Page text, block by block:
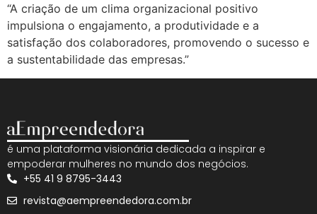
“A criação de um clima organizacional positivo
impulsiona o engajamento, a produtividade e a
satisfação dos colaboradores, promovendo o sucesso e
a sustentabilidade das empresas.”
é uma plataforma visionária dedicada a inspirar e
empoderar mulheres no mundo dos negócios.
+55 41 9 8795-3443
revista@aempreendedora.com.br